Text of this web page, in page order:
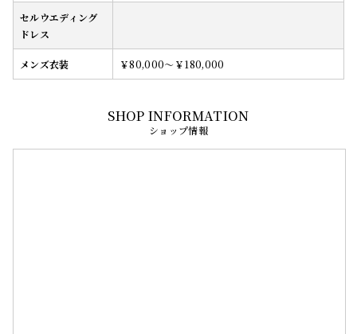
セルウエディング
ドレス
メンズ衣装 ￥80,000～￥180,000
ショップ情報